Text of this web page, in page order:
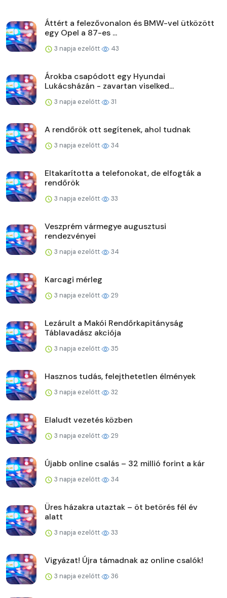
Áttért a felezővonalon és BMW-vel ütközött
egy Opel a 87-es ...
3 napja ezelőtt 43
Árokba csapódott egy Hyundai
Lukácsházán - zavartan viselked...
3 napja ezelőtt 31
A rendőrök ott segítenek, ahol tudnak
3 napja ezelőtt 34
Eltakarította a telefonokat, de elfogták a
rendőrök
3 napja ezelőtt 33
Veszprém vármegye augusztusi
rendezvényei
3 napja ezelőtt 34
Karcagi mérleg
3 napja ezelőtt 29
Lezárult a Makói Rendőrkapitányság
Táblavadász akciója
3 napja ezelőtt 35
Hasznos tudás, felejthetetlen élmények
3 napja ezelőtt 32
Elaludt vezetés közben
3 napja ezelőtt 29
Újabb online csalás – 32 millió forint a kár
3 napja ezelőtt 34
Üres házakra utaztak – öt betörés fél év
alatt
3 napja ezelőtt 33
Vigyázat! Újra támadnak az online csalók!
3 napja ezelőtt 36